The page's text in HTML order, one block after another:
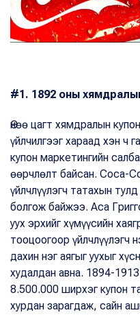
#1. 1892 оны
Өнөө цагт хямдралын
үйлчилгээг хараад хэн ч
купон маркетингийн
өөрчлөлт байсан. Coca-
үйлчлүүлэгч татахын
болгож байжээ. Аса
уух эрхийг хүмүүсийн
тооцоогоор үйлчлүүлэгч
дахин нэг аягыг уухыг
худалдан авна. 1894-
8.500.000 ширхэг купон
хурдан зарагдаж, сайн